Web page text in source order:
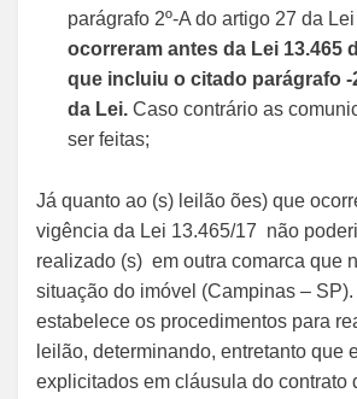
parágrafo 2º-A do artigo 27 da
ocorreram antes da Lei 13.465
que incluiu o citado parágrafo -
da Lei. Caso contrário as
ser feitas;
Já quanto ao (s) leilão ões) que
vigência da Lei 13.465/17 não
realizado (s) em outra comarca que
situação do imóvel (Campinas – SP).
estabelece os procedimentos para
leilão, determinando, entretanto que
explicitados em cláusula do contrato